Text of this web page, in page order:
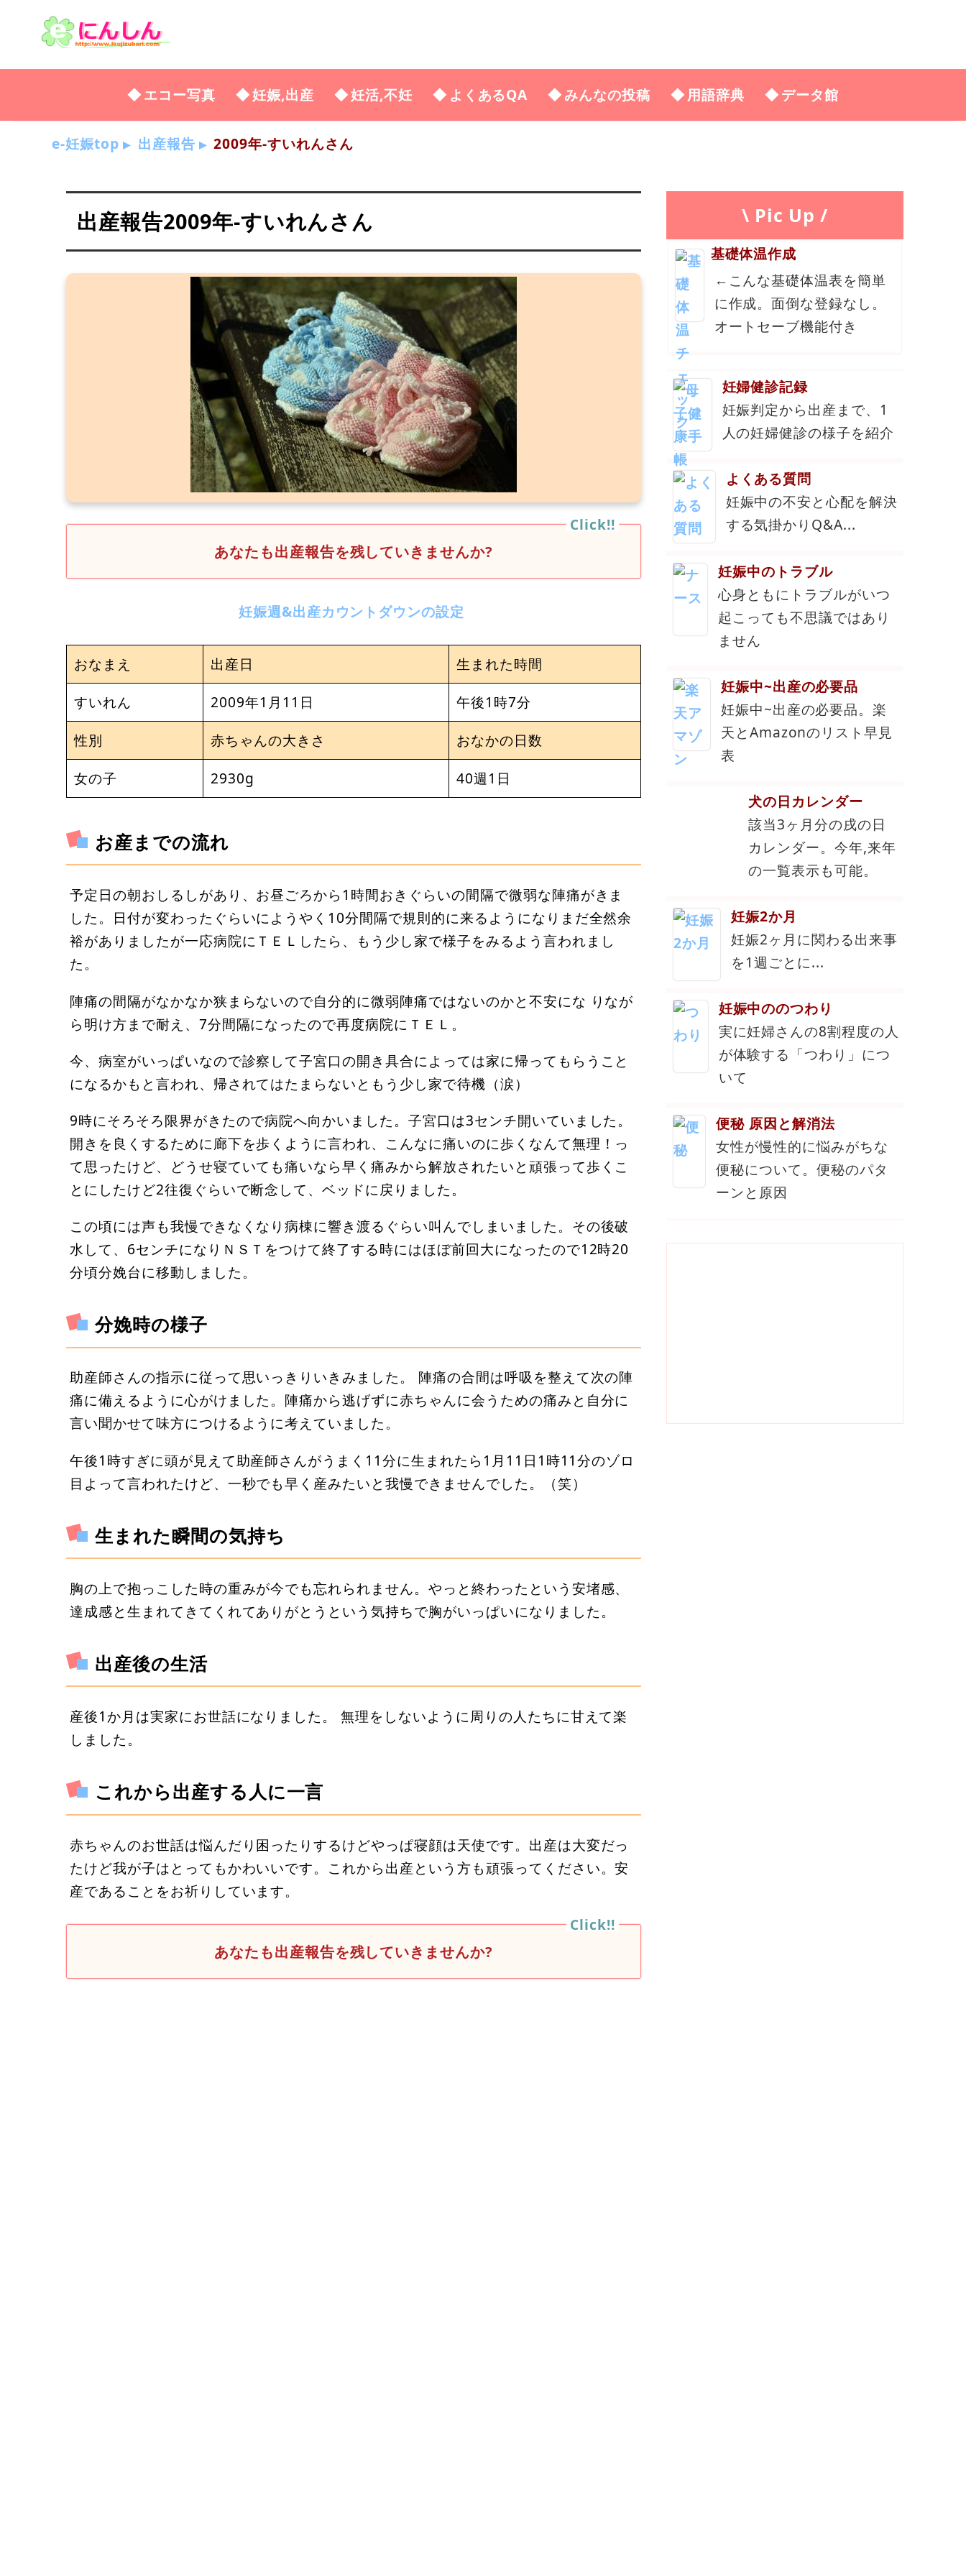
エコー写真 妊娠,出産 妊活,不妊 よくあるQA みんなの投稿 用語辞典 データ館
e-妊娠top 出産報告 2009年-すいれんさん
出産報告2009年-すいれんさん
あなたも出産報告を残していきませんか?
妊娠週&出産カウントダウンの設定
おなまえ 出産日
生まれた時間
すいれん
2009年1月11日
午後1時7分
性別
赤ちゃんの大きさ
おなかの日数
女の子
2930g 40週1日
お産までの流れ
予定日の朝おしるしがあり、お昼ごろから1時間おきぐらいの間隔で微弱な陣痛がきま
した。日付が変わったぐらいにようやく10分間隔で規則的に来るようになりまだ全然余
裕がありましたが一応病院にＴＥＬしたら、もう少し家で様子をみるよう言われまし
た。
陣痛の間隔がなかなか狭まらないので自分的に微弱陣痛ではないのかと不安にな りなが
ら明け方まで耐え、7分間隔になったので再度病院にＴＥＬ。
今、病室がいっぱいなので診察して子宮口の開き具合によっては家に帰ってもらうこと
になるかもと言われ、帰されてはたまらないともう少し家で待機（涙）
9時にそろそろ限界がきたので病院へ向かいました。子宮口は3センチ開いていました。
開きを良くするために廊下を歩くように言われ、こんなに痛いのに歩くなんて無理！っ
て思ったけど、どうせ寝ていても痛いなら早く痛みから解放されたいと頑張って歩くこ
とにしたけど2往復ぐらいで断念して、ベッドに戻りました。
この頃には声も我慢できなくなり病棟に響き渡るぐらい叫んでしまいました。その後破
水して、6センチになりＮＳＴをつけて終了する時にはほぼ前回大になったので12時20
分頃分娩台に移動しました。
分娩時の様子
助産師さんの指示に従って思いっきりいきみました。 陣痛の合間は呼吸を整えて次の陣
痛に備えるように心がけました。陣痛から逃げずに赤ちゃんに会うための痛みと自分に
言い聞かせて味方につけるように考えていました。
午後1時すぎに頭が見えて助産師さんがうまく11分に生まれたら1月11日1時11分のゾロ
目よって言われたけど、一秒でも早く産みたいと我慢できませんでした。（笑）
生まれた瞬間の気持ち
胸の上で抱っこした時の重みが今でも忘れられません。やっと終わったという安堵感、
達成感と生まれてきてくれてありがとうという気持ちで胸がいっぱいになりました。
出産後の生活
産後1か月は実家にお世話になりました。 無理をしないように周りの人たちに甘えて楽
しました。
これから出産する人に一言
赤ちゃんのお世話は悩んだり困ったりするけどやっぱ寝顔は天使です。出産は大変だっ
たけど我が子はとってもかわいいです。これから出産という方も頑張ってください。安
産であることをお祈りしています。
あなたも出産報告を残していきませんか?
\ Pic Up /
基礎体温作成
←こんな基礎体温表を簡単
に作成。面倒な登録なし。
オートセーブ機能付き
妊婦健診記録
妊娠判定から出産まで、1
人の妊婦健診の様子を紹介
よくある質問
妊娠中の不安と心配を解決
する気掛かりQ&A...
妊娠中のトラブル
心身ともにトラブルがいつ
起こっても不思議ではあり
ません
妊娠中~出産の必要品
妊娠中~出産の必要品。楽
天とAmazonのリスト早見
表
犬の日カレンダー
該当3ヶ月分の戌の日
カレンダー。今年,来年
の一覧表示も可能。
妊娠2か月
妊娠2ヶ月に関わる出来事
を1週ごとに...
妊娠中ののつわり
実に妊婦さんの8割程度の人
が体験する「つわり」につ
いて
便秘 原因と解消法
女性が慢性的に悩みがちな
便秘について。便秘のパタ
ーンと原因